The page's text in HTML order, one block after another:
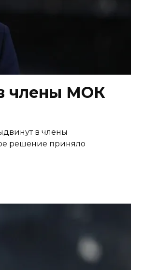
члены МОК
в члены
решение приняло